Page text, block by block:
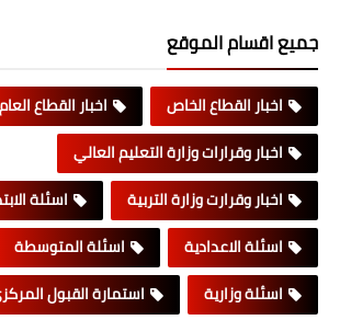
جميع اقسام الموقع
اخبار القطاع الخاص
اخبار القطاع العام
اخبار وقرارات وزارة التعليم العالي
اخبار وقرارت وزارة التربية
اسئلة
اسئلة الاعدادية
اسئلة المتوسطة
اسئلة وزارية
استمارة القبول